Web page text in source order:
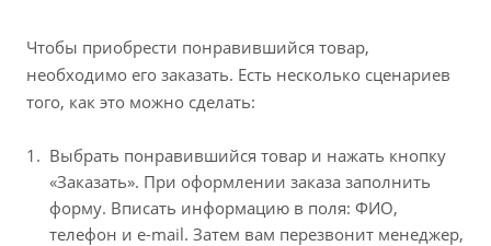
Чтобы приобрести понравившийся товар,
необходимо его заказать. Есть несколько сценариев
того, как это можно сделать:
Выбрать понравившийся товар и нажать кнопку
«Заказать». При оформлении заказа заполнить
форму. Вписать информацию в поля: ФИО,
телефон и e-mail. Затем вам перезвонит менеджер,